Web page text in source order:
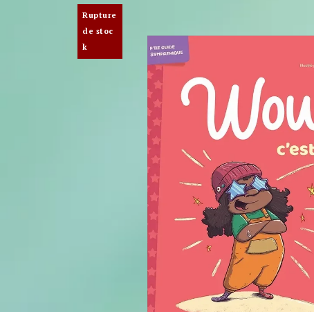
Rupture
de stoc
k